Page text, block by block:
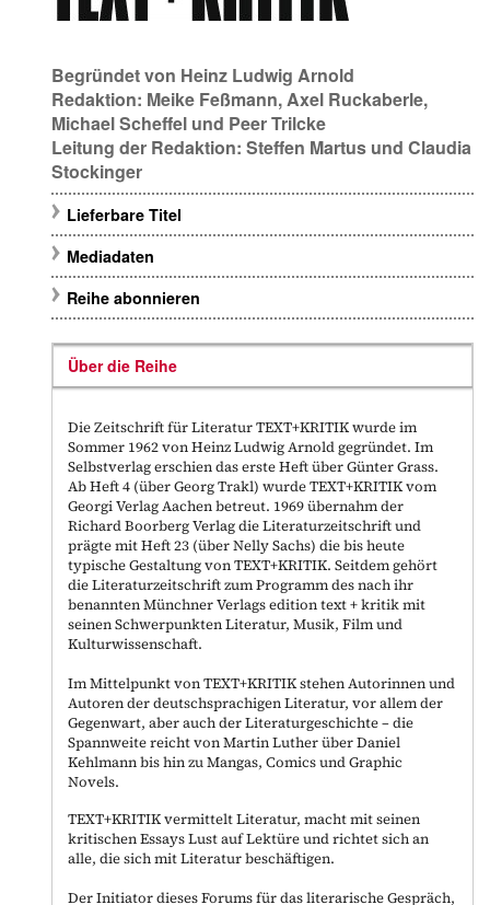
Begründet von Heinz Ludwig Arnold
Redaktion: Meike Feßmann,Axel Ruckaberle,
Michael Scheffel und Peer Trilcke
Leitung der Redaktion: Steffen Martus und Claudia
Stockinger
Lieferbare Titel
Mediadaten
Reihe abonnieren
Über die Reihe
Die Zeitschrift für Literatur TEXT+KRITIK wurde im
Sommer 1962 von Heinz Ludwig Arnold gegründet. Im
Selbstverlag erschien das erste Heft über Günter Grass.
Ab Heft 4 (über Georg Trakl) wurde TEXT+KRITIK vom
Georgi Verlag Aachen betreut. 1969 übernahm der
Richard Boorberg Verlag die Literaturzeitschrift und
prägte mit Heft 23 (über Nelly Sachs) die bis heute
typische Gestaltung von TEXT+KRITIK. Seitdem gehört
die Literaturzeitschrift zum Programm des nach ihr
benannten Münchner Verlags edition text + kritik mit
seinen Schwerpunkten Literatur, Musik, Film und
Kulturwissenschaft.
Im Mittelpunkt von TEXT+KRITIK stehen Autorinnen und
Autoren der deutschsprachigen Literatur, vor allem der
Gegenwart, aber auch der Literaturgeschichte – die
Spannweite reicht von Martin Luther über Daniel
Kehlmann bis hin zu Mangas, Comics und Graphic
Novels.
TEXT+KRITIK vermittelt Literatur, macht mit seinen
kritischen Essays Lust auf Lektüre und richtet sich an
alle, die sich mit Literatur beschäftigen.
Der Initiator dieses Forums für das literarische Gespräch,